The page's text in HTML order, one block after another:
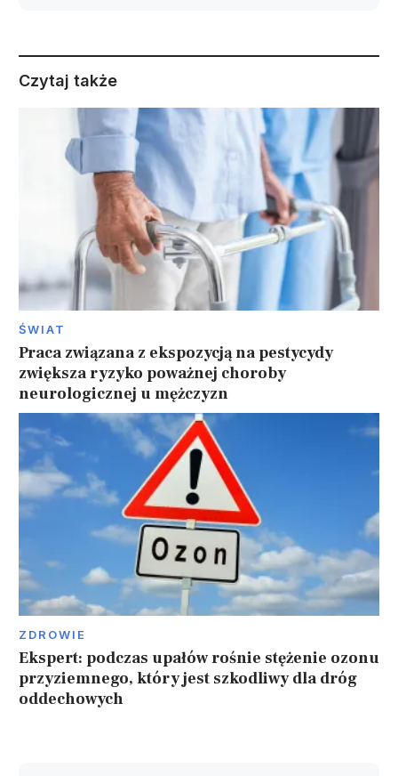
Czytaj także
ŚWIAT
Praca związana z ekspozycją na pestycydy
zwiększa ryzyko poważnej choroby
neurologicznej u mężczyzn
ZDROWIE
Ekspert: podczas upałów rośnie stężenie ozonu
przyziemnego, który jest szkodliwy dla dróg
oddechowych